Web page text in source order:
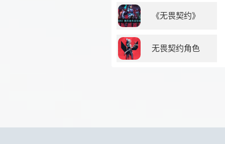
《无畏契约》
无畏契约角色